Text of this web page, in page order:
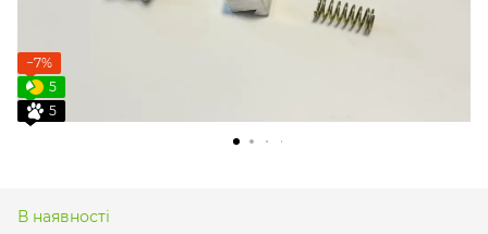
−7%
5
5
В наявності